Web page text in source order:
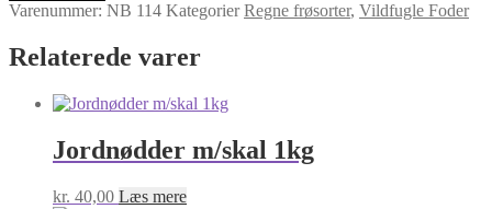
Varenummer: NB 114 Kategorier Regne frøsorter, Vildfugle Foder
Relaterede varer
Jordnødder m/skal 1kg
kr. 40,00 Læs mere